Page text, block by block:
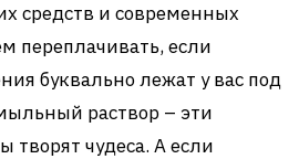
средств и современных
переплачивать, если
буквально лежат у вас под
раствор – эти
творят чудеса. А если